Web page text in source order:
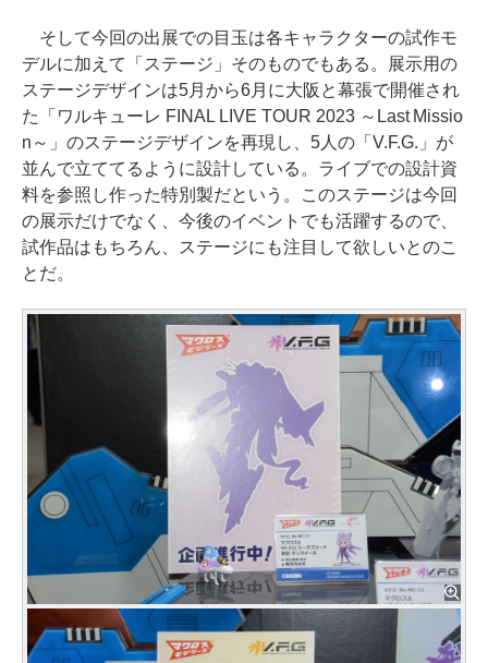
そして今回の出展での目玉は各キャラクターの試作モ
デルに加えて「ステージ」そのものでもある。展示用の
ステージデザインは5月から6月に大阪と幕張で開催され
た「ワルキューレ FINAL LIVE TOUR 2023 ～Last Missio
n～」のステージデザインを再現し、5人の「V.F.G.」が
並んで立ててるように設計している。ライブでの設計資
料を参照し作った特別製だという。このステージは今回
の展示だけでなく、今後のイベントでも活躍するので、
試作品はもちろん、ステージにも注目して欲しいとのこ
とだ。